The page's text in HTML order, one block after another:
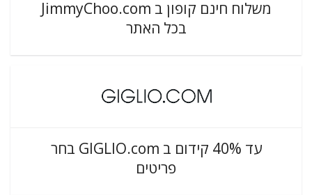
משלוח חינם קופון ב JimmyChoo.com
בכל האתר
עד 40% קידום ב GIGLIO.com בחר
פריטים